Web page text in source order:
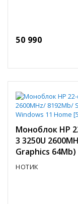
50 990
Моноблок HP
3 3250U
Graphics 64Mb)
НОТИК